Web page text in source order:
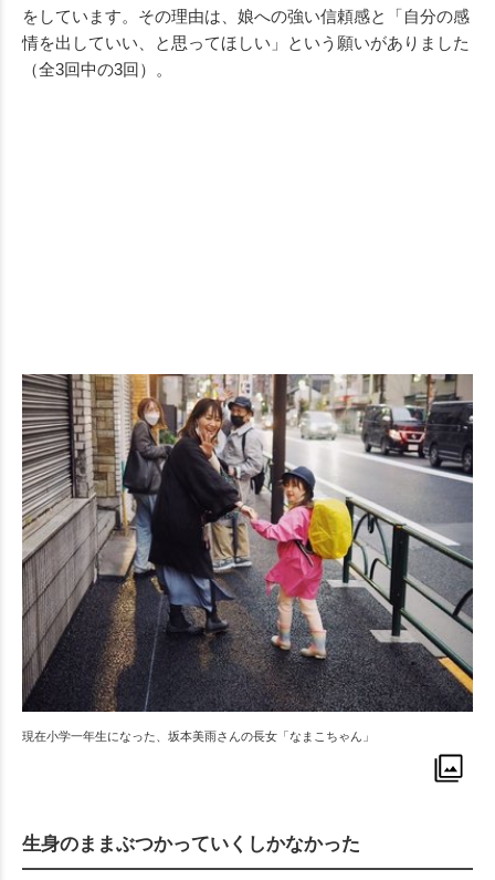
をしています。その理由は、娘への強い信頼感と「自分の感
情を出していい、と思ってほしい」という願いがありました
（全3回中の3回）。
現在小学一年生になった、坂本美雨さんの長女「なまこちゃん」
生身のままぶつかっていくしかなかった